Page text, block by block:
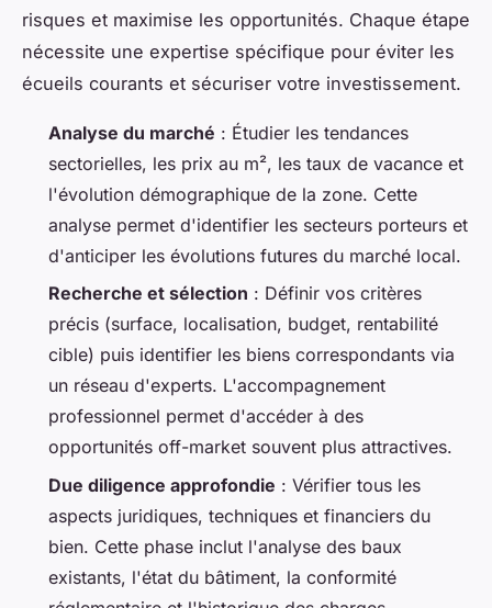
risques et maximise les opportunités. Chaque étape
nécessite une expertise spécifique pour éviter les
écueils courants et sécuriser votre investissement.
Analyse du marché : Étudier les tendances
sectorielles, les prix au m², les taux de vacance et
l'évolution démographique de la zone. Cette
analyse permet d'identifier les secteurs porteurs et
d'anticiper les évolutions futures du marché local.
Recherche et sélection : Définir vos critères
précis (surface, localisation, budget, rentabilité
cible) puis identifier les biens correspondants via
un réseau d'experts. L'accompagnement
professionnel permet d'accéder à des
opportunités off-market souvent plus attractives.
Due diligence approfondie : Vérifier tous les
aspects juridiques, techniques et financiers du
bien. Cette phase inclut l'analyse des baux
existants, l'état du bâtiment, la conformité